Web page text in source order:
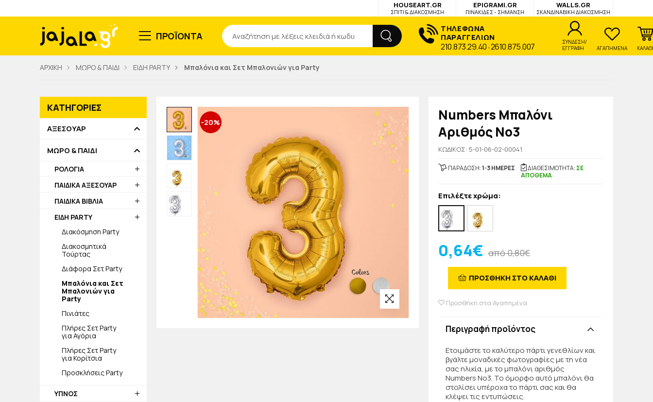
HOUSEART.GR
ΣΠΙΤΙ & ΔΙΑΚΟΣΜΗΣΗ
EPIGRAMI.GR
ΠΙΝΑΚΙΔΕΣ - ΣΗΜΑΝΣΗ
WALLS.GR
ΣΚΑΝΔΙΝΑΒΙΚΗ ΔΙΑΚΟΣΜΗΣΗ
ΠΡΟΪΟΝΤΑ
Αναζήτηση
ΤΗΛΕΦΩΝΑ
ΠΑΡΑΓΓΕΛΙΩΝ
210.873.29.40 -2610.875.007
ΣΥΝΔΕΣΗ/
ΕΓΓΡΑΦΗ
ΑΓΑΠΗΜΕΝΑ
ΑΡΧΙΚΗ ΜΩΡΟ & ΠΑΙΔΙ ΕΙΔΗ PARTY Μπαλόνια και Σετ Μπαλονιών για Party
-20%
Numbers Μπαλόνι
Αριθμός Νο3
KΩΔΙΚΟΣ: 5-01-06-02-00041
ΠΑΡΑΔΟΣΗ:1-3 ΗΜΕΡΕΣ ΔΙΑΘΕΣΙΜΟΤΗΤΑ: ΣΕ
ΑΠΟΘΕΜΑ
Επιλέξτε χρώμα:
0,64€ από 0,80€
ΠΡΟΣΘΗΚΗ ΣΤΟ ΚΑΛΑΘΙ
Προσθήκη στα Αγαπημένα
Περιγραφή προϊόντος
Ετοιμάστε το καλύτερο πάρτι γενεθλίων και
βγάλτε μοναδικές φωτογραφίες με τη νέα
σας ηλικία, με το μπαλόνι αριθμός
Numbers No3. Το όμορφο αυτό μπαλόνι θα
στολίσει υπέροχα το πάρτι σας και θα
κλέψει τις εντυπώσεις.
ΚΑΤΗΓΟΡΙΕΣ
ΑΞΕΣΟΥΑΡ
ΜΩΡΟ & ΠΑΙΔΙ
ΡΟΛΟΓΙΑ
ΠΑΙΔΙΚΑ ΑΞΕΣΟΥΑΡ
ΠΑΙΔΙΚΑ ΒΙΒΛΙΑ
ΕΙΔΗ PARTY
Διακόσμηση Party
Διακοσμητικά
Τούρτας
Διάφορα Σετ Party
Μπαλόνια και Σετ
Μπαλονιών για
Party
Πινιάτες
Πλήρες Σετ Party
για Αγόρια
Πλήρες Σετ Party
για Κορίτσια
Προσκλήσεις Party
ΥΠΝΟΣ